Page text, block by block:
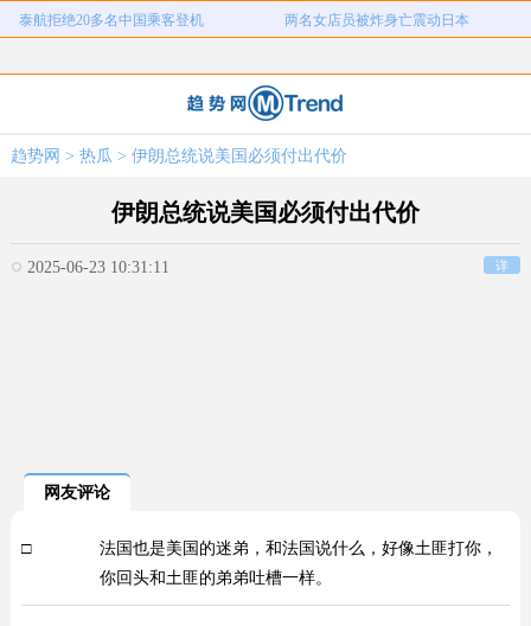
泰航拒绝20多名中国乘客登机 两名女店员被炸身亡震动日本
直播自杀日本女网红已身亡 海口80吨高危化学品瞒报
急诊医生漏诊致患儿死亡获刑1年 笔试第一称被第二名花钱劝弃考
泰航拒绝20多名中国乘客登机 两名女店员被炸身亡震动日本
趋势网 > 热瓜 > 伊朗总统说美国必须付出代价
伊朗总统说美国必须付出代价
2025-06-23 10:31:11 详
网友评论
□
法国也是美国的迷弟，和法国说什么，好像土匪打你，
你回头和土匪的弟弟吐槽一样。